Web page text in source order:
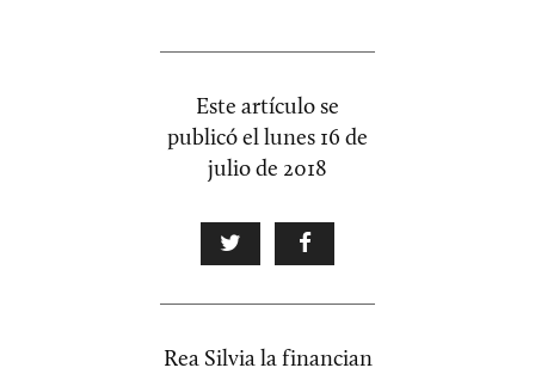
Este artículo se
publicó ellunes 16 de
julio de 2018
Rea Silvia la financian